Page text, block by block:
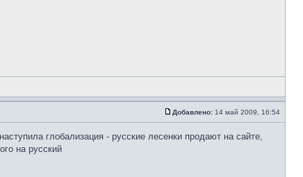
Добавлено: 14 май 2009, 16:54
глобализация - русские лесенки продают на сайте,
на русский